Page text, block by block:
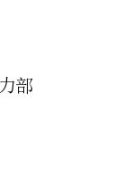
误而造成的事故，规范操作。